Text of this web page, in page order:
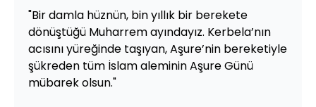
"Bir damla hüznün, bin yıllık bir berekete
dönüştüğü Muharrem ayındayız. Kerbela’nın
acısını yüreğinde taşıyan, Aşure’nin bereketiyle
şükreden tüm İslam aleminin Aşure Günü
mübarek olsun."